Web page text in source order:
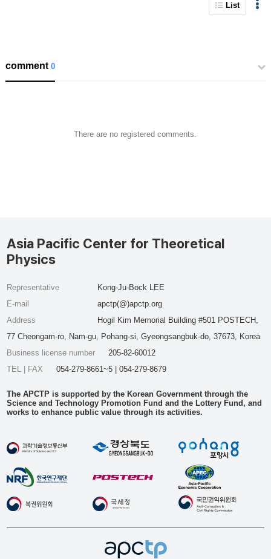
List
comment0
There are no registered comments.
Asia Pacific Center for Theoretical
Physics
Representative
Kong-Ju-Bock LEE
E-mail
apctp(@)apctp.org
Address
Hogil Kim Memorial Building #501 POSTECH,
77 Cheongam-ro, Nam-gu, Pohang-si, Gyeongsangbuk-do, 37673, Korea
Business license number
205-82-60012
TEL | FAX
054-279-8661~5 | 054-279-8679
The APCTP is supported by the Korean Government through the
Science and Technology Promotion Fund and the Lottery Fund, and
works to enhance public value through its activities.